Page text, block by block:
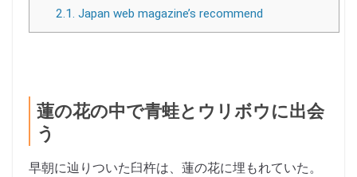
2.1. Japan web magazine’s recommend
蓮の花の中で青蛙とウリボウに出会
う
早朝に辿りついた臼杵は、蓮の花に埋もれていた。